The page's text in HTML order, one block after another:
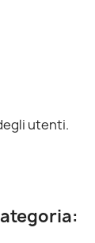
utenti.